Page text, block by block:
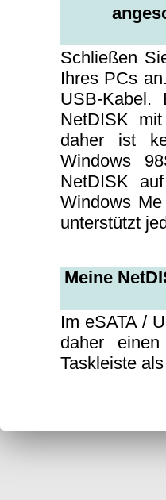
Schließen
Ihres PCs
USB-Kabel.
NetDISK
daher ist
Windows
NetDISK
Windows
unterstützt
Meine
Im eSATA /
daher
Taskleiste